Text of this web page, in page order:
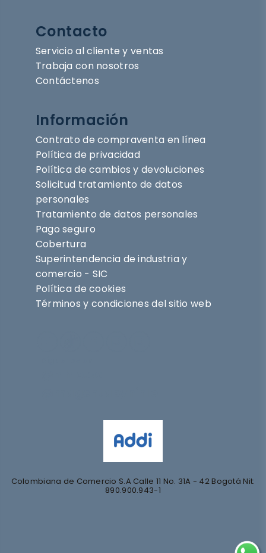
Contacto
Servicio al cliente y ventas
Trabaja con nosotros
Contáctenos
Información
Contrato de compraventa en línea
Política de privacidad
Política de cambios y devoluciones
Solicitud tratamiento de datos
personales
Tratamiento de datos personales
Pago seguro
Cobertura
Superintendencia de industria y
comercio - SIC
Política de cookies
Términos y condiciones del sitio web
Colombiana de Comercio S.A Calle 11 No. 31A - 42 Bogotá Nit:
890.900.943-1